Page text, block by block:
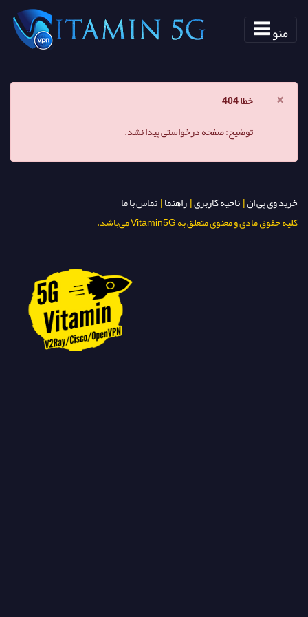
منو
×
خطا 404
توضیح: صفحه درخواستی پیدا نشد.
خرید وی پی ان|ناحیه کاربری|راهنما|تماس با ما
کلیه حقوق مادی و معنوی متعلق به Vitamin5G می‌باشد.